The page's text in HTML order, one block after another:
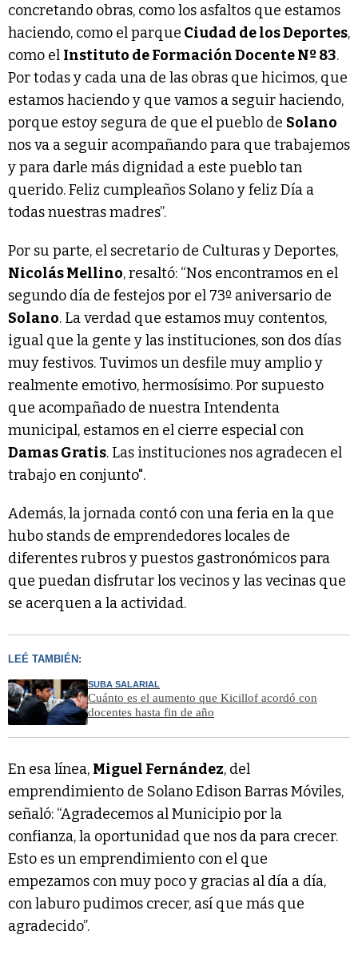
concretando obras, como los asfaltos que estamos
haciendo, como el parque Ciudad de los Deportes,
como el Instituto de Formación Docente Nº 83.
Por todas y cada una de las obras que hicimos, que
estamos haciendo y que vamos a seguir haciendo,
porque estoy segura de que el pueblo de Solano
nos va a seguir acompañando para que trabajemos
y para darle más dignidad a este pueblo tan
querido. Feliz cumpleaños Solano y feliz Día a
todas nuestras madres”.
Por su parte, el secretario de Culturas y Deportes,
Nicolás Mellino, resaltó: “Nos encontramos en el
segundo día de festejos por el 73º aniversario de
Solano. La verdad que estamos muy contentos,
igual que la gente y las instituciones, son dos días
muy festivos. Tuvimos un desfile muy amplio y
realmente emotivo, hermosísimo. Por supuesto
que acompañado de nuestra Intendenta
municipal, estamos en el cierre especial con
Damas Gratis. Las instituciones nos agradecen el
trabajo en conjunto".
Además, la jornada contó con una feria en la que
hubo stands de emprendedores locales de
diferentes rubros y puestos gastronómicos para
que puedan disfrutar los vecinos y las vecinas que
se acerquen a la actividad.
LEÉ TAMBIÉN:
SUBA SALARIAL
Cuánto es el aumento que Kicillof acordó con
docentes hasta fin de año
En esa línea, Miguel Fernández, del
emprendimiento de Solano Edison Barras Móviles,
señaló: “Agradecemos al Municipio por la
confianza, la oportunidad que nos da para crecer.
Esto es un emprendimiento con el que
empezamos con muy poco y gracias al día a día,
con laburo pudimos crecer, así que más que
agradecido”.